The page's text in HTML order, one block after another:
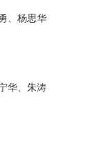
、杨思华
华、朱涛